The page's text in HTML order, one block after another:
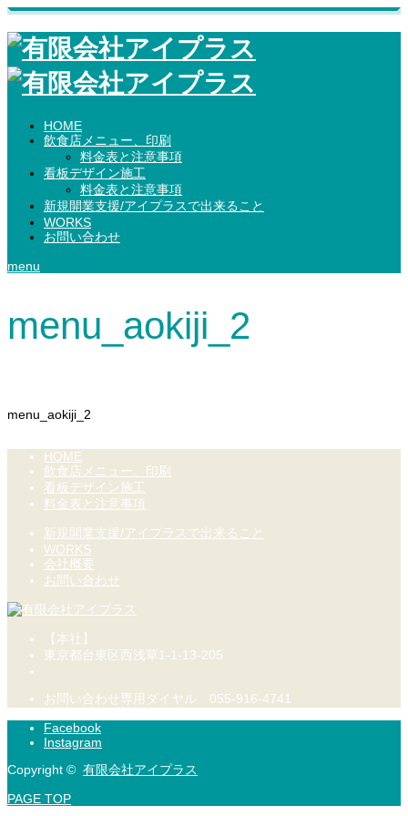
HOME
飲食店メニュー、印刷
料金表と注意事項
看板デザイン施工
料金表と注意事項
新規開業支援/アイプラスで出来ること
WORKS
お問い合わせ
menu
menu_aokiji_2
menu_aokiji_2
HOME
飲食店メニュー、印刷
看板デザイン施工
料金表と注意事項
新規開業支援/アイプラスで出来ること
WORKS
会社概要
お問い合わせ
【本社】
東京都台東区西浅草1-1-13-205
お問い合わせ専用ダイヤル 055-916-4741
Facebook
Instagram
Copyright © 有限会社アイプラス
PAGE TOP